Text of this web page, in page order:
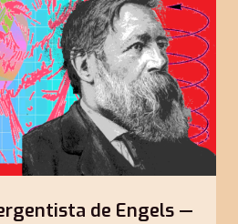
de Engels —